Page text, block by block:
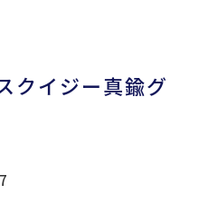
クイジー真鍮グ